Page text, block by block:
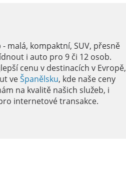
malá, kompaktní, SUV, přesně
i auto pro 9 či 12 osob.
cenu v destinacích v Evropě,
veŠpanělsku, kde naše ceny
na kvalitě našich služeb, i
internetové transakce.